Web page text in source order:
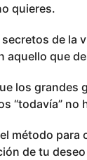
quieres.
de la
aquello que
los
“todavía” no
método
de tu